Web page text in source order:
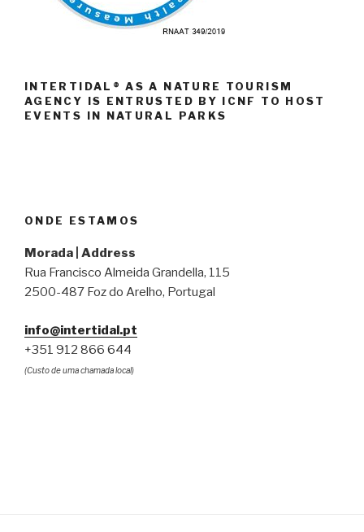
INTERTIDAL® AS A NATURE TOURISM
AGENCY IS ENTRUSTED BY ICNF TO HOST
EVENTS IN NATURAL PARKS
ONDE ESTAMOS
Morada | Address
Rua Francisco Almeida Grandella, 115
2500-487 Foz do Arelho, Portugal
info@intertidal.pt
+351 912 866 644
(Custo de uma chamada local)